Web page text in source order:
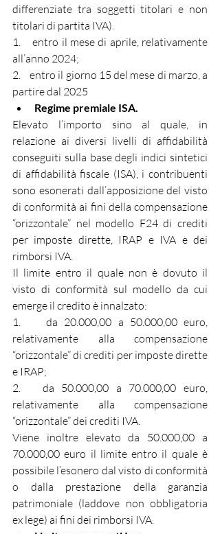
differenziate tra soggetti titolari e non
titolari di partita IVA).
1.    entro il mese di aprile, relativamente
all’anno 2024;
2.    entro il giorno 15 del mese di marzo, a
partire dal 2025
Regime premiale ISA.
Elevato l’importo sino al quale, in
relazione ai diversi livelli di affidabilità
conseguiti sulla base degli indici sintetici
di affidabilità fiscale (ISA), i contribuenti
sono esonerati dall’apposizione del visto
di conformità ai fini della compensazione
“orizzontale” nel modello F24 di crediti
per imposte dirette, IRAP e IVA e dei
rimborsi IVA.
Il limite entro il quale non è dovuto il
visto di conformità sul modello da cui
emerge il credito è innalzato:
1.    da 20.000,00 a 50.000,00 euro,
relativamente alla compensazione
“orizzontale” di crediti per imposte dirette
e IRAP;
2.   da 50.000,00 a 70.000,00 euro,
relativamente alla compensazione
“orizzontale” dei crediti IVA.
Viene inoltre elevato da 50.000,00 a
70.000,00 euro il limite entro il quale è
possibile l’esonero dal visto di conformità
o dalla prestazione della garanzia
patrimoniale (laddove non obbligatoria
ex lege) ai fini dei rimborsi IVA.